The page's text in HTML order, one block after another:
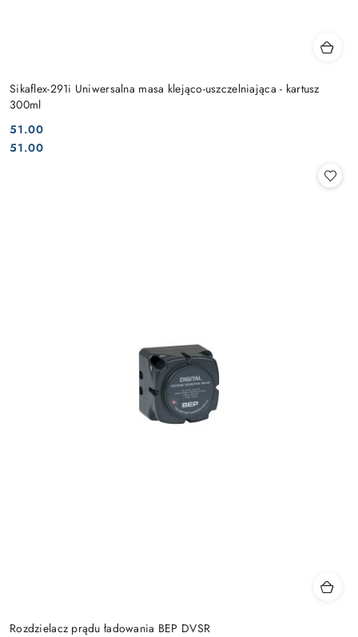
Sikaflex-291i Uniwersalna masa klejąco-uszczelniająca - kartusz
300ml
Cena:
51.00
Cena:
51.00
Rozdzielacz prądu ładowania BEP DVSR